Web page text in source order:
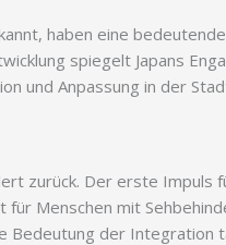
haben eine
spiegelt Japans
und Anpassung in der
zurück. Der erste Impuls
Menschen mit
Bedeutung der Integration